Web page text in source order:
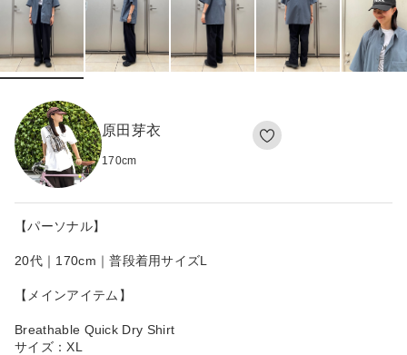
原田芽衣
170cm
【パーソナル】
20代｜170cm｜普段着用サイズL
【メインアイテム】
Breathable Quick Dry Shirt
サイズ：XL